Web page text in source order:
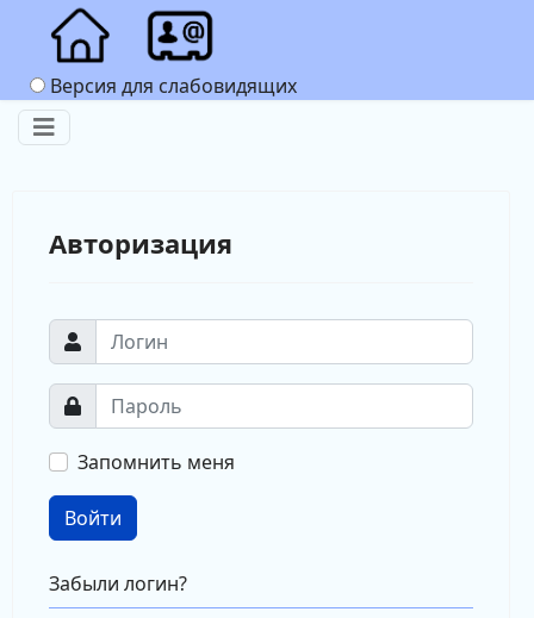
Версия для слабовидящих
Авторизация
Запомнить меня
Войти
Забыли логин?